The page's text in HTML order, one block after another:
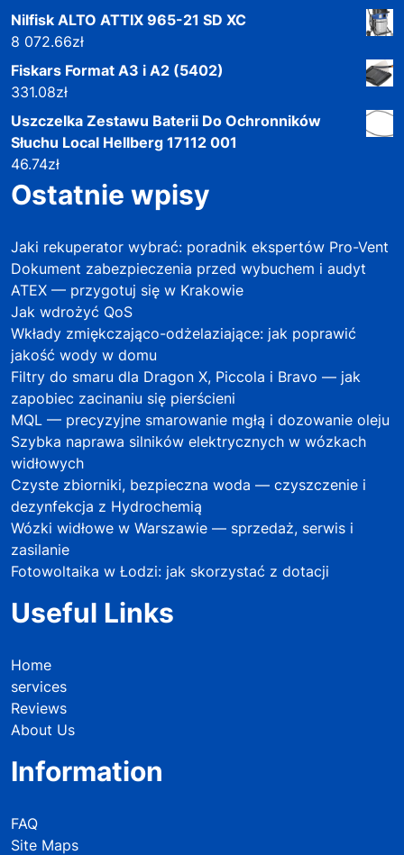
Nilfisk ALTO ATTIX 965-21 SD XC
8 072.66zł
Fiskars Format A3 i A2 (5402)
331.08zł
Uszczelka Zestawu Baterii Do Ochronników
Słuchu Local Hellberg 17112 001
46.74zł
Ostatnie wpisy
Jaki rekuperator wybrać: poradnik ekspertów Pro-Vent
Dokument zabezpieczenia przed wybuchem i audyt
ATEX — przygotuj się w Krakowie
Jak wdrożyć QoS
Wkłady zmiękczająco-odżelaziające: jak poprawić
jakość wody w domu
Filtry do smaru dla Dragon X, Piccola i Bravo — jak
zapobiec zacinaniu się pierścieni
MQL — precyzyjne smarowanie mgłą i dozowanie oleju
Szybka naprawa silników elektrycznych w wózkach
widłowych
Czyste zbiorniki, bezpieczna woda — czyszczenie i
dezynfekcja z Hydrochemią
Wózki widłowe w Warszawie — sprzedaż, serwis i
zasilanie
Fotowoltaika w Łodzi: jak skorzystać z dotacji
Useful Links
Home
services
Reviews
About Us
Information
FAQ
Site Maps